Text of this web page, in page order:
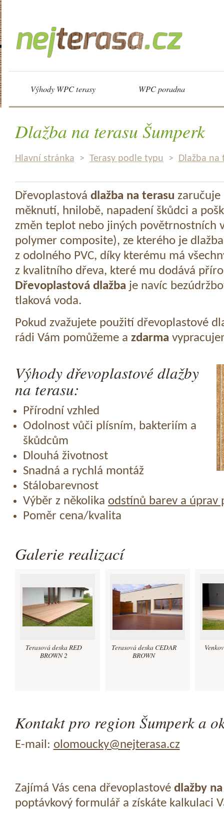
Výhody WPC terasy WPC poradna
Dlažba na terasu Šumperk
Hlavní stránka > Terasy podle typu > Dlažba na
Dřevoplastová dlažba na terasu zaručuje
měknutí, hnilobě, napadení škůdci a
změn teplot nebo jiných povětrnostních
polymer composite), ze kterého je
z odolného PVC, díky kterému má
z kvalitního dřeva, které mu dodává
Dřevoplastová dlažba je navíc
tlaková voda.
Pokud zvažujete použití dřevoplastové
rádi Vám pomůžeme a zdarma
Výhody dřevoplastové dlažby
na terasu:
Přírodní vzhled
Odolnost vůči plísním, bakteriím a
škůdcům
Dlouhá životnost
Snadná a rychlá montáž
Stálobarevnost
Výběr z několika odstínů barev a úprav
Poměr cena/kvalita
Galerie realizací
Terasová deska RED
BROWN 2
Terasová deska CEDAR
BROWN
Kontakt pro region Šumperk a
E-mail: olomoucky@nejterasa.cz
Zajímá Vás cena dřevoplastové dlažby
poptávkový formulář a získáte kalkulaci